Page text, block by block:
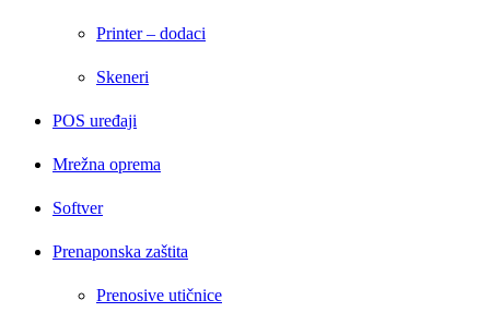
Printer – dodaci
Skeneri
POS uređaji
Mrežna oprema
Softver
Prenaponska zaštita
Prenosive utičnice